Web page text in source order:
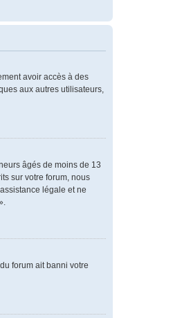
avoir accès à des
aux autres utilisateurs,
âgés de moins de 13
sur votre forum, nous
légale et ne
forum ait banni votre